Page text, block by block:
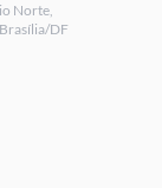
Norte,
DF